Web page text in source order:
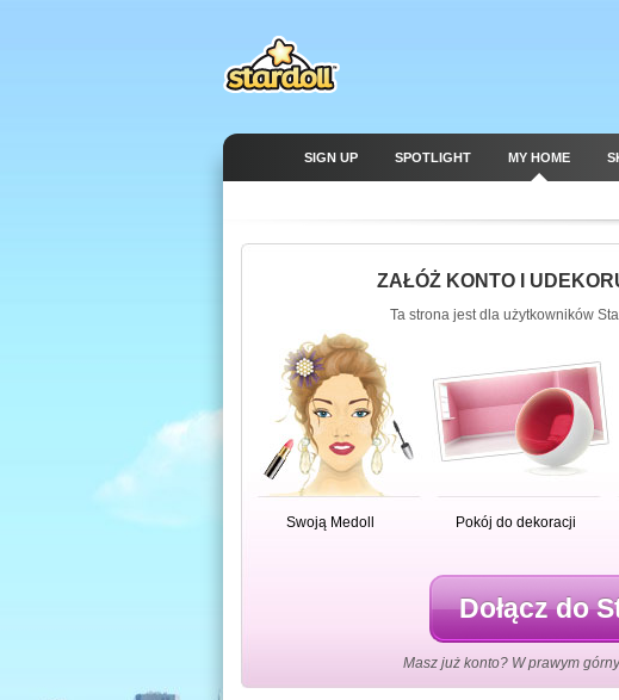
SIGN UP SPOTLIGHT MY HOME
ZAŁÓŻ KONTO I
Ta strona jest dla użytkowników
Swoją Medoll Pokój do dekoracji
Dołącz do
Masz już konto? W prawym